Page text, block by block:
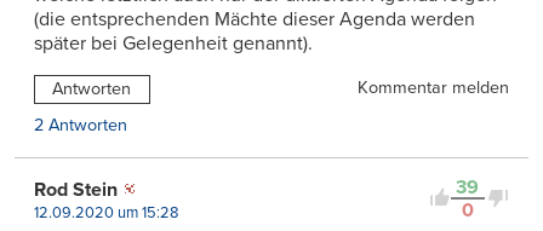
(die entsprechenden Mächte dieser Agenda werden
später bei Gelegenheit genannt).
Antworten
Kommentar melden
2 Antworten
39
0
Rod Stein
12.09.2020 um 15:28